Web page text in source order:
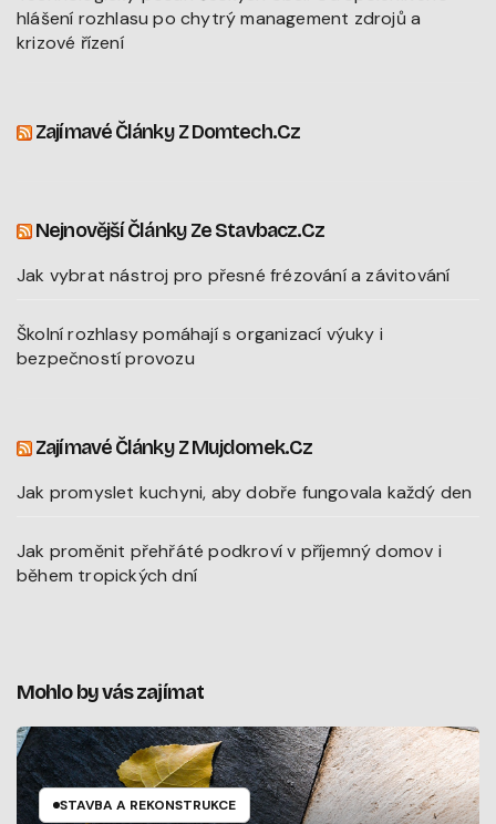
hlášení rozhlasu po chytrý management zdrojů a
krizové řízení
Zajímavé Články Z Domtech.cz
Nejnovější Články Ze Stavbacz.cz
Jak vybrat nástroj pro přesné frézování a závitování
Školní rozhlasy pomáhají s organizací výuky i
bezpečností provozu
Zajímavé Články Z Mujdomek.cz
Jak promyslet kuchyni, aby dobře fungovala každý den
Jak proměnit přehřáté podkroví v příjemný domov i
během tropických dní
Mohlo by vás zajímat
STAVBA A REKONSTRUKCE